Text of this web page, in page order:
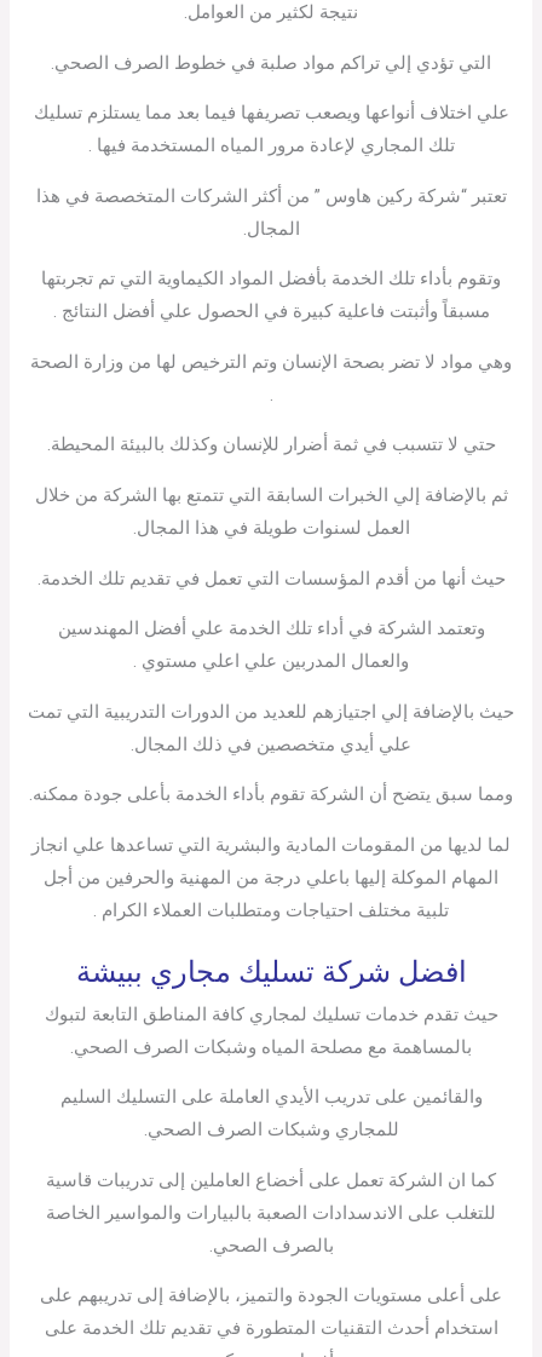
نتيجة لكثير من العوامل.
التي تؤدي إلي تراكم مواد صلبة في خطوط الصرف الصحي.
علي اختلاف أنواعها ويصعب تصريفها فيما بعد مما يستلزم تسليك
تلك المجاري لإعادة مرور المياه المستخدمة فيها .
تعتبر “شركة ركين هاوس ” من أكثر الشركات المتخصصة في هذا
المجال.
وتقوم بأداء تلك الخدمة بأفضل المواد الكيماوية التي تم تجربتها
مسبقاً وأثبتت فاعلية كبيرة في الحصول علي أفضل النتائج .
وهي مواد لا تضر بصحة الإنسان وتم الترخيص لها من وزارة الصحة
.
حتي لا تتسبب في ثمة أضرار للإنسان وكذلك بالبيئة المحيطة.
ثم بالإضافة إلي الخبرات السابقة التي تتمتع بها الشركة من خلال
العمل لسنوات طويلة في هذا المجال.
حيث أنها من أقدم المؤسسات التي تعمل في تقديم تلك الخدمة.
وتعتمد الشركة في أداء تلك الخدمة علي أفضل المهندسين
والعمال المدربين علي اعلي مستوي .
حيث بالإضافة إلي اجتيازهم للعديد من الدورات التدريبية التي تمت
علي أيدي متخصصين في ذلك المجال.
ومما سبق يتضح أن الشركة تقوم بأداء الخدمة بأعلى جودة ممكنه.
لما لديها من المقومات المادية والبشرية التي تساعدها علي انجاز
المهام الموكلة إليها باعلي درجة من المهنية والحرفين من أجل
تلبية مختلف احتياجات ومتطلبات العملاء الكرام .
افضل شركة تسليك مجاري ببيشة
حيث تقدم خدمات تسليك لمجاري كافة المناطق التابعة لتبوك
بالمساهمة مع مصلحة المياه وشبكات الصرف الصحي.
والقائمين على تدريب الأيدي العاملة على التسليك السليم
للمجاري وشبكات الصرف الصحي.
كما ان الشركة تعمل على أخضاع العاملين إلى تدريبات قاسية
للتغلب على الاندسدادات الصعبة بالبيارات والمواسير الخاصة
بالصرف الصحي.
على أعلى مستويات الجودة والتميز، بالإضافة إلى تدريبهم على
استخدام أحدث التقنيات المتطورة في تقديم تلك الخدمة على